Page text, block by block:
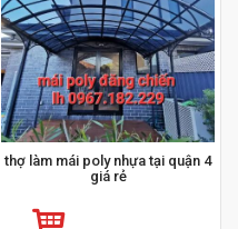
ĐỒNG HÀNH CÙNG CƠ KHÍ
ĐĂNG CHIẾN
thợ làm mái poly nhựa tại quận 4
giá rẻ